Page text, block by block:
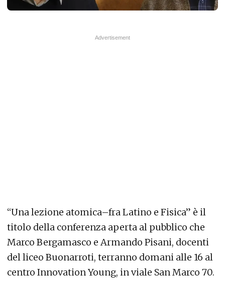
“Una lezione atomica–fra Latino e Fisica” è il
titolo della conferenza aperta al pubblico che
Marco Bergamasco e Armando Pisani, docenti
del liceo Buonarroti, terranno domani alle 16 al
centro Innovation Young, in viale San Marco 70.